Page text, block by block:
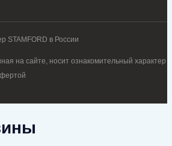
STAMFORD в России
на сайте, носит ознакомительный характер